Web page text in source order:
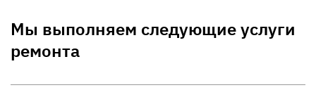
Мы выполняем следующие услуги
ремонта